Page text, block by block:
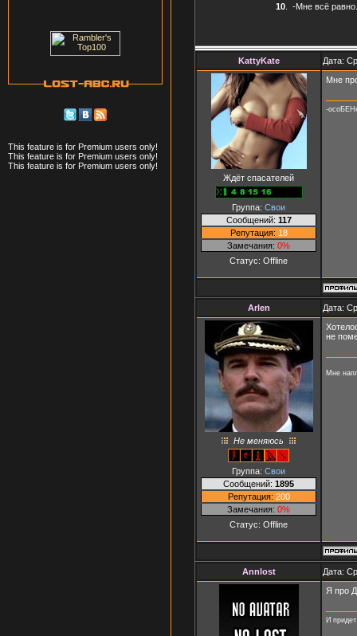
This feature is for Premium users only!
This feature is for Premium users only!
This feature is for Premium users only!
10. -Мне всё
KattyKate Дата:
Ждёт спасателей
Группа: Свои
Сообщений: 117
Репутация: 18
Замечания: 0%
Статус: Offline
Мне
-
Arlen Дата:
Не меняюсь
Группа: Свои
Сообщений: 1895
Репутация: 200
Замечания: 0%
Статус: Offline
не
Мне
Annlost Дата:
Я про
И